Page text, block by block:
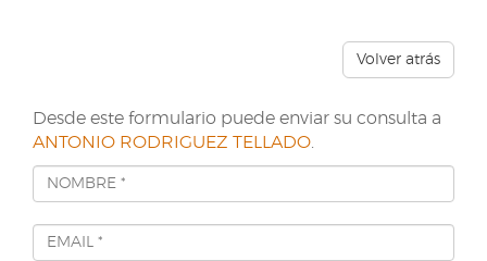
Volver atrás
Desde este formulario puede enviar su consulta a
ANTONIO RODRIGUEZ TELLADO